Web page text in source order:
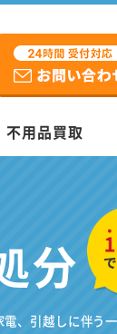
不用品買取
分
、引越しに伴う